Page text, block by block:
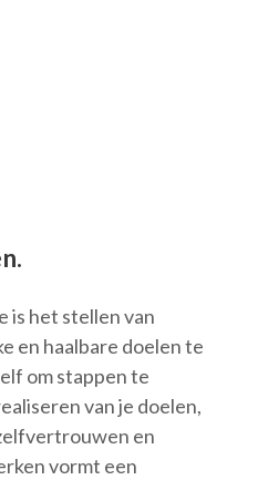
is het stellen van
en haalbare doelen te
om stappen te
van je doelen,
en
vormt een